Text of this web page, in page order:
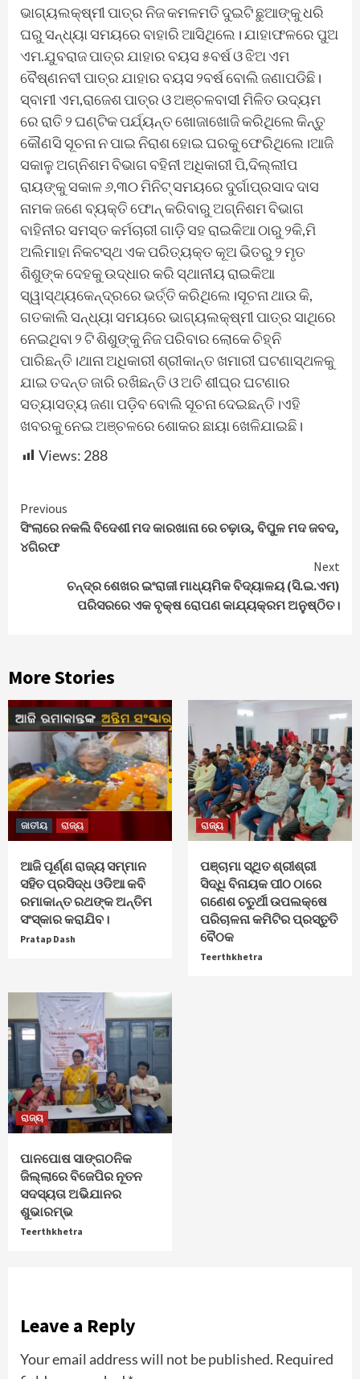
ଭାଗ୍ୟଲକ୍ଷ୍ମୀ ପାତ୍ର ନିଜ କମଳମତି ଦୁଇଟି ଛୁଆଙ୍କୁ ଧରି
ଘରୁ ସନ୍ଧ୍ୟା ସମୟରେ ବାହାରି ଆସିଥିଲେ। ଯାହାଫଳରେ ପୁଅ
ଏମ.ଯୁବରାଜ ପାତ୍ର ଯାହାର ବୟସ ୫ବର୍ଷ ଓ ଝିଅ ଏମ
ବୈଷ୍ଣନବୀ ପାତ୍ର ଯାହାର ବୟସ ୨ବର୍ଷ ବୋଲି ଜଣାପଡିଛି।
ସ୍ବାମୀ ଏମ,ରାଜେଶ ପାତ୍ର ଓ ଅଞ୍ଚଳବାସୀ ମିଳିତ ଉଦ୍ୟମ
ରେ ରାତି ୨ ଘଣ୍ଟିକ ପର୍ଯ୍ୟନ୍ତ ଖୋଜାଖୋଜି କରିଥିଲେ କିନ୍ତୁ
କୌଣସି ସୂଚନା ନ ପାଇ ନିରାଶ ହୋଇ ଘରକୁ ଫେରିଥିଲେ।ଆଜି
ସକାଳୁ ଅଗ୍ନିଶମ ବିଭାଗ ବହିନୀ ଅଧିକାରୀ ପି,ଦିଲ୍ଲୀପ
ରାୟଙ୍କୁ ସକାଳ ୬,୩୦ ମିନିଟ୍ ସମୟରେ ଦୁର୍ଗାପ୍ରସାଦ ଦାସ
ନାମକ ଜଣେ ବ୍ୟକ୍ତି ଫୋନ୍ କରିବାରୁ ଅଗ୍ନିଶମ ବିଭାଗ
ବାହିନୀର ସମସ୍ତ କର୍ମଚାରୀ ଗାଡ଼ି ସହ ରାଇକିଆ ଠାରୁ ୨କି,ମି
ଅଲିମାହା ନିକଟସ୍ଥ ଏକ ପରିତ୍ୟକ୍ତ କୂଅ ଭିତରୁ ୨ ମୃତ
ଶିଶୁଙ୍କ ଦେହକୁ ଉଦ୍ଧାର କରି ସ୍ଥାନୀୟ ରାଇକିଆ
ସ୍ୱାସ୍ଥ୍ୟକେନ୍ଦ୍ରରେ ଭର୍ତ୍ତି କରିଥିଲେ।ସୂଚନା ଥାଉ କି,
ଗତକାଲି ସନ୍ଧ୍ୟା ସମୟରେ ଭାଗ୍ୟଲକ୍ଷ୍ମୀ ପାତ୍ର ସାଥିରେ
ନେଇଥିବା ୨ ଟି ଶିଶୁଙ୍କୁ ନିଜ ପରିବାର ଲୋକେ ଚିହ୍ନି
ପାରିଛନ୍ତି।ଥାନା ଅଧିକାରୀ ଶ୍ରୀକାନ୍ତ ଖମାରୀ ଘଟଣାସ୍ଥଳକୁ
ଯାଇ ତଦନ୍ତ ଜାରି ରଖିଛନ୍ତି ଓ ଅତି ଶୀଘ୍ର ଘଟଣାର
ସତ୍ୟାସତ୍ୟ ଜଣା ପଡ଼ିବ ବୋଲି ସୂଚନା ଦେଇଛନ୍ତି।ଏହି
ଖବରକୁ ନେଇ ଅଞ୍ଚଳରେ ଶୋକର ଛାୟା ଖେଳିଯାଇଛି।
Views: 288
Continue
Reading
Previous
ସିଂଲାରେ ନକଲି ବିଦେଶୀ ମଦ କାରଖାନା ରେ ଚଢ଼ାଉ, ବିପୁଳ ମଦ ଜବଦ,
୪ଗିରଫ
Next
ଚନ୍ଦ୍ର ଶେଖର ଇଂରାଜୀ ମାଧ୍ୟମିକ ବିଦ୍ୟାଳୟ (ସି.ଇ.ଏମ)
ପରିସରରେ ଏକ ବୃକ୍ଷ ରୋପଣ କାଯ୍ୟକ୍ରମ ଅନୁଷ୍ଠିତ।
More Stories
ଜାତୀୟ ରାଜ୍ୟ
ଆଜି ପୂର୍ଣ୍ଣ ରାଜ୍ୟ ସମ୍ମାନ
ସହିତ ପ୍ରସିଦ୍ଧ ଓଡିଆ କବି
ରମାକାନ୍ତ ରଥଙ୍କ ଅନ୍ତିମ
ସଂସ୍କାର କରାଯିବ।
Pratap Dash
ରାଜ୍ୟ
ପଞ୍ଚାମା ସ୍ଥିତ ଶ୍ରୀଶ୍ରୀ
ସିଦ୍ଧି ବିନାୟକ ପୀଠ ଠାରେ
ଗଣେଶ ଚତୁର୍ଥୀ ଉପଲକ୍ଷେ
ପରିଚାଳନା କମିଟିର ପ୍ରସ୍ତୁତି
ବୈଠକ
Teerthkhetra
ରାଜ୍ୟ
ପାନପୋଷ ସାଙ୍ଗଠନିକ
ଜିଲ୍ଲାରେ ବିଜେପିର ନୂତନ
ସଦସ୍ୟତା ଅଭିଯାନର
ଶୁଭାରମ୍ଭ
Teerthkhetra
Leave a Reply
Your email address will not be published. Required